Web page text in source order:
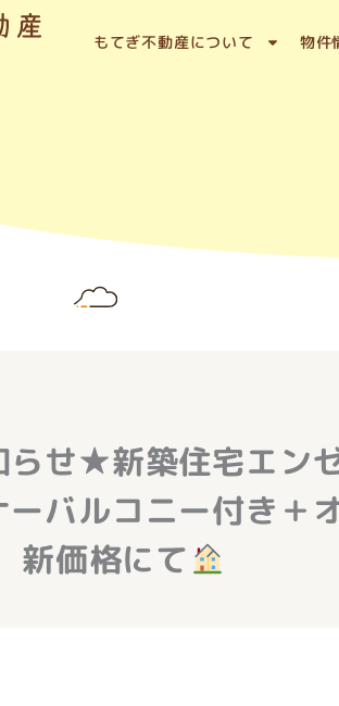
もてぎ不動産について 物件
せ★新築住宅エン
ーバルコニー付き
価格にて